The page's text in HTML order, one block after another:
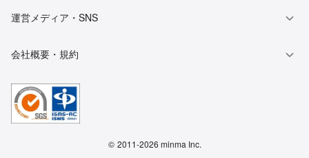
運営メディア・SNS
会社概要・規約
© 2011-2026 minma Inc.